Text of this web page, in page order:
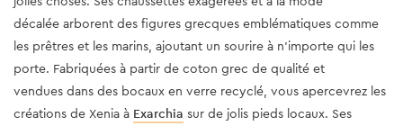
décalée arborent des figures grecques emblématiques comme
les prêtres et les marins, ajoutant un sourire à n'importe qui les
porte. Fabriquées à partir de coton grec de qualité et
vendues dans des bocaux en verre recyclé, vous apercevrez les
créations de Xenia à Exarchia sur de jolis pieds locaux. Ses